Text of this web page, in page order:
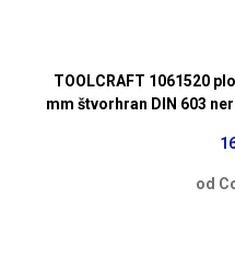
TOOLCRAFT 1061520
mm štvorhran DIN 603
od